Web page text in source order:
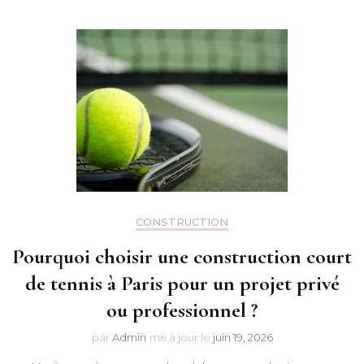
CONSTRUCTION
Pourquoi choisir une construction court
de tennis à Paris pour un projet privé
ou professionnel ?
par Admin mis à jour le juin 19, 2026